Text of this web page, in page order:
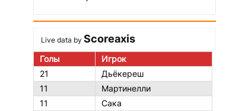
Live data by Scoreaxis
Голы
Игрок
21
Дьёкереш
11
Мартинелли
11
Сака